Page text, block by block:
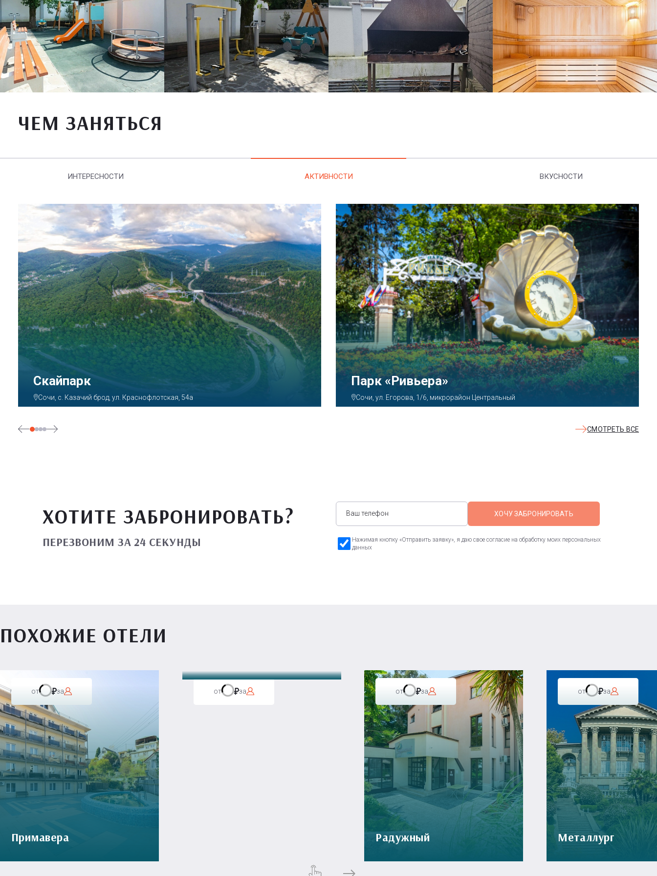
ЧЕМ ЗАНЯТЬСЯ
ИНТЕРЕСНОСТИ АКТИВНОСТИ ВКУСНОСТИ
Парк «Ривьера»
Сочи, ул. Егорова, 1/6, микрорайон Центральный
Аквапарк «АКВАЛОО»
Сочи, ул. Декабристов, 78б
СМОТРЕТЬ ВСЕ
ХОТИТЕ ЗАБРОНИРОВАТЬ?
ПЕРЕЗВОНИМ ЗА 24 СЕКУНДЫ
ХОЧУ ЗАБРОНИРОВАТЬ
Нажимая кнопку «Отправить заявку», я даю свое согласие на обработку моих персональных
данных
ПОХОЖИЕ ОТЕЛИ
от за
Примавера
от за от за
Радужный
от за
Металлург